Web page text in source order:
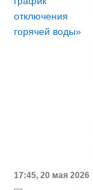
17:45, 20 мая 2026